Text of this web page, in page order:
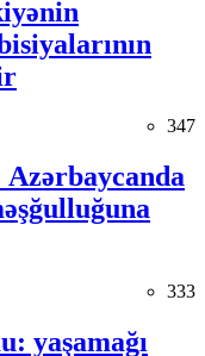
347
333
yaşamağı